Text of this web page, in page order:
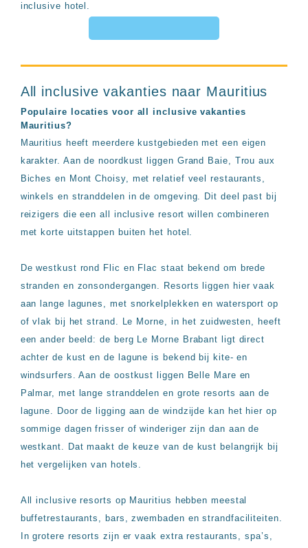
Servatur
TwIIns
Populaire
hotelketens
Melia
Hotels
type
hotels
inclusive
resorts
Italiaans
restaurant
swim-
inclusive
wellness
hotels
inclusive hotel.
All inclusive vakanties naar Mauritius
Populaire locaties voor all inclusive vakanties
Mauritius?
Mauritius heeft meerdere kustgebieden met een eigen
karakter. Aan de noordkust liggen Grand Baie, Trou aux
Biches en Mont Choisy, met relatief veel restaurants,
winkels en stranddelen in de omgeving. Dit deel past bij
reizigers die een all inclusive resort willen combineren
met korte uitstappen buiten het hotel.
De westkust rond Flic en Flac staat bekend om brede
stranden en zonsondergangen. Resorts liggen hier vaak
aan lange lagunes, met snorkelplekken en watersport op
of vlak bij het strand. Le Morne, in het zuidwesten, heeft
een ander beeld: de berg Le Morne Brabant ligt direct
achter de kust en de lagune is bekend bij kite- en
windsurfers. Aan de oostkust liggen Belle Mare en
Palmar, met lange stranddelen en grote resorts aan de
lagune. Door de ligging aan de windzijde kan het hier op
sommige dagen frisser of winderiger zijn dan aan de
westkant. Dat maakt de keuze van de kust belangrijk bij
het vergelijken van hotels.
All inclusive resorts op Mauritius hebben meestal
buffetrestaurants, bars, zwembaden en strandfaciliteiten.
In grotere resorts zijn er vaak extra restaurants, spa’s,